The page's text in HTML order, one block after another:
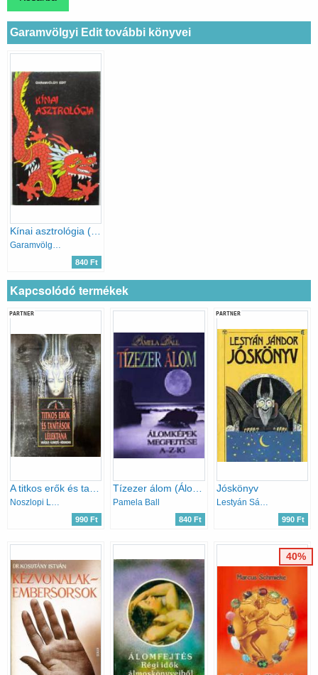
Garamvölgyi Edit további könyvei
840 Ft
Kapcsolódó termékek
PARTNER
990 Ft
Pamela Ball
840 Ft
PARTNER
Jóskönyv
990 Ft
40%